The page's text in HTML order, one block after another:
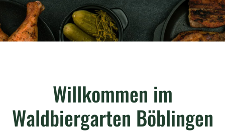
Willkommen im
Waldbiergarten Böblingen